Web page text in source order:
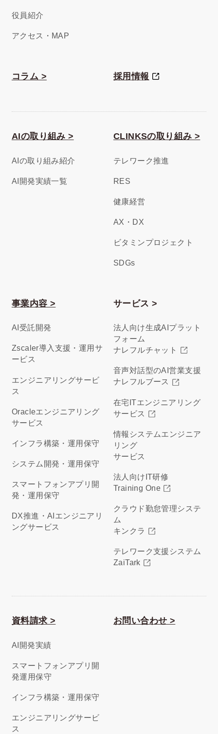
役員紹介
アクセス・MAP
コラム > 採用情報
AIの取り組み >
AIの取り組み紹介
AI開発実績一覧
CLINKSの取り組み >
テレワーク推進
RES
健康経営
AX・DX
ビタミンプロジェクト
SDGs
事業内容 >
AI受託開発
Zscaler導入支援・運用サ
ービス
エンジニアリングサービ
ス
Oracleエンジニアリング
サービス
インフラ構築・運用保守
システム開発・運用保守
スマートフォンアプリ開
発・運用保守
DX推進・AIエンジニアリ
ングサービス
サービス >
法人向け生成AIプラット
フォーム
ナレフルチャット
音声対話型のAI営業支援
ナレフルブース
在宅ITエンジニアリング
サービス
情報システムエンジニア
リング
サービス
法人向けIT研修
Training One
クラウド勤怠管理システ
ム
キンクラ
テレワーク支援システム
ZaiTark
資料請求 >
AI開発実績
スマートフォンアプリ開
発運用保守
インフラ構築・運用保守
エンジニアリングサービ
ス
お問い合わせ >